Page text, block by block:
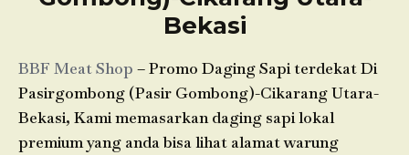
Bekasi
BBF Meat Shop – Promo Daging Sapi terdekat Di
Pasirgombong (Pasir Gombong)-Cikarang Utara-
Bekasi, Kami memasarkan daging sapi lokal
premium yang anda bisa lihat alamat warung